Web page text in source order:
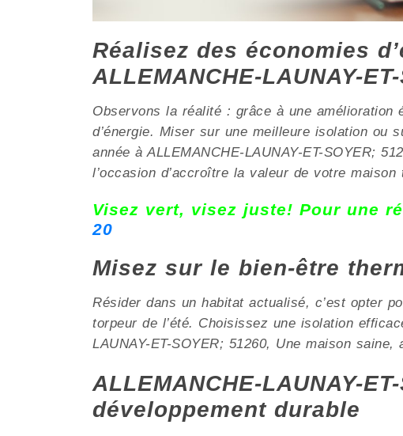
Réalisez des économies
ALLEMANCHE-LAUNAY-
Observons la réalité : grâce à une amélioration
d’énergie. Miser sur une meilleure isolation ou
année à ALLEMANCHE-LAUNAY-ET-SOYER;
l’occasion d’accroître la valeur de votre
Visez vert, visez juste! Pour une
20
Misez sur le bien-être
Résider dans un habitat actualisé, c’est opter
torpeur de l’été. Choisissez une isolation
LAUNAY-ET-SOYER; 51260, Une maison
ALLEMANCHE-LAUNAY-
développement durable